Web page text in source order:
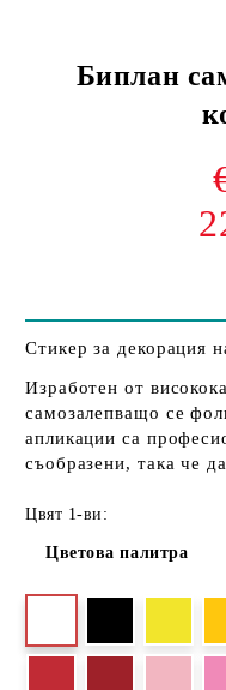
Биплан
Стикер за декорация
Изработен от
самозалепващо се
апликации са
съобразени, така че
Цвят 1-ви:
Цветова палитра